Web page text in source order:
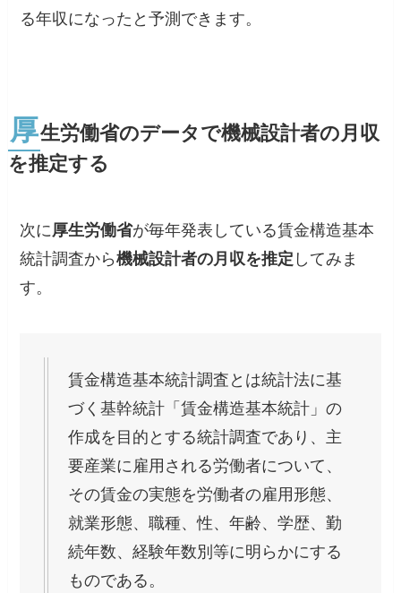
る年収になったと予測できます。
厚生労働省のデータで機械設計者の月収
を推定する
次に 厚生労働省が毎年発表している賃金構造基本
統計調査から機械設計者の月収を推定 してみま
す。
賃金構造基本統計調査とは統計法に基
づく基幹統計「賃金構造基本統計」の
作成を目的とする統計調査であり、主
要産業に雇用される労働者について、
その賃金の実態を労働者の雇用形態、
就業形態、職種、性、年齢、学歴、勤
続年数、経験年数別等に明らかにする
ものである。